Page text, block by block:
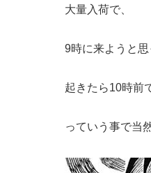
大量入荷で、
9時に来ようと思
起きたら10時前
っていう事で当